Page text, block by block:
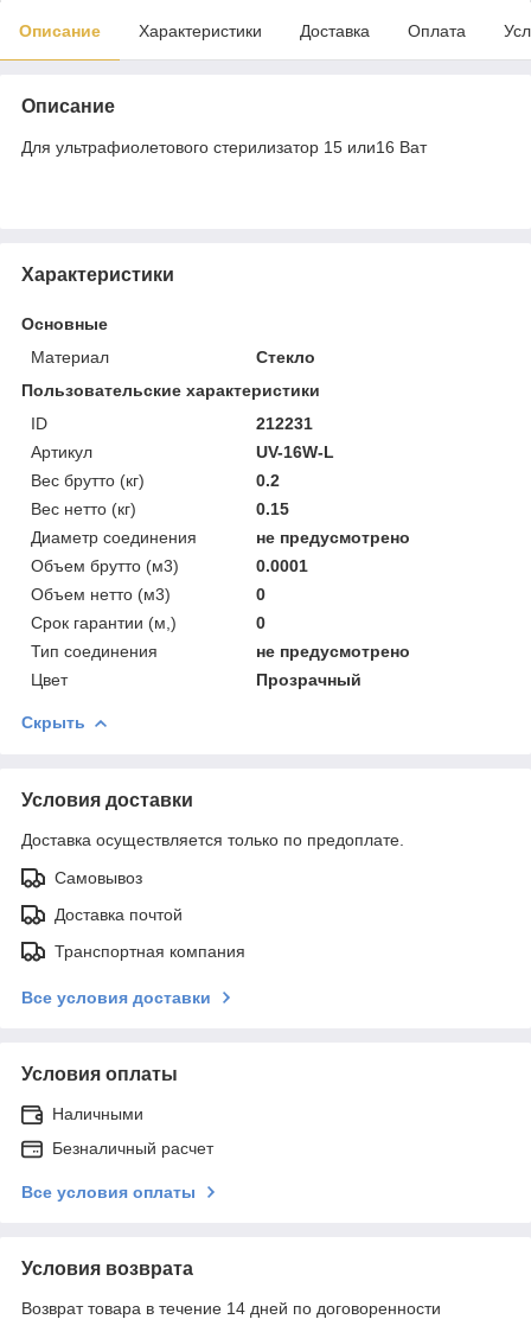
Описание Характеристики Доставка Оплата
Описание
Для ультрафиолетового стерилизатор 15 или16 Ват
Характеристики
Основные
Материал
Стекло
Пользовательские характеристики
ID
212231
Артикул
UV-16W-L
Вес брутто (кг)
0.2
Вес нетто (кг)
0.15
Диаметр соединения
не предусмотрено
Объем брутто (м3)
0.0001
Объем нетто (м3)
0
Срок гарантии (м,)
0
Тип соединения
не предусмотрено
Цвет
Прозрачный
Скрыть
Условия доставки
Доставка осуществляется только по предоплате.
Самовывоз
Доставка почтой
Транспортная компания
Все условия доставки
Условия оплаты
Наличными
Безналичный расчет
Все условия оплаты
Условия возврата
Возврат товара в течение 14 дней по договоренности